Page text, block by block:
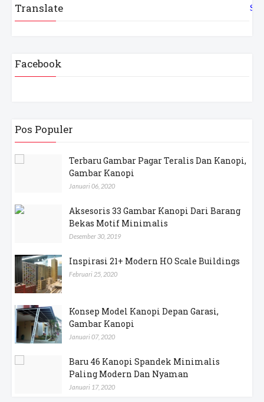
Translate
Facebook
Pos Populer
Terbaru Gambar Pagar Teralis Dan Kanopi,
Gambar Kanopi
Januari 06, 2020
Aksesoris 33 Gambar Kanopi Dari Barang
Bekas Motif Minimalis
Desember 30, 2019
Inspirasi 21+ Modern HO Scale Buildings
Februari 25, 2020
Konsep Model Kanopi Depan Garasi,
Gambar Kanopi
Januari 07, 2020
Baru 46 Kanopi Spandek Minimalis
Paling Modern Dan Nyaman
Januari 17, 2020